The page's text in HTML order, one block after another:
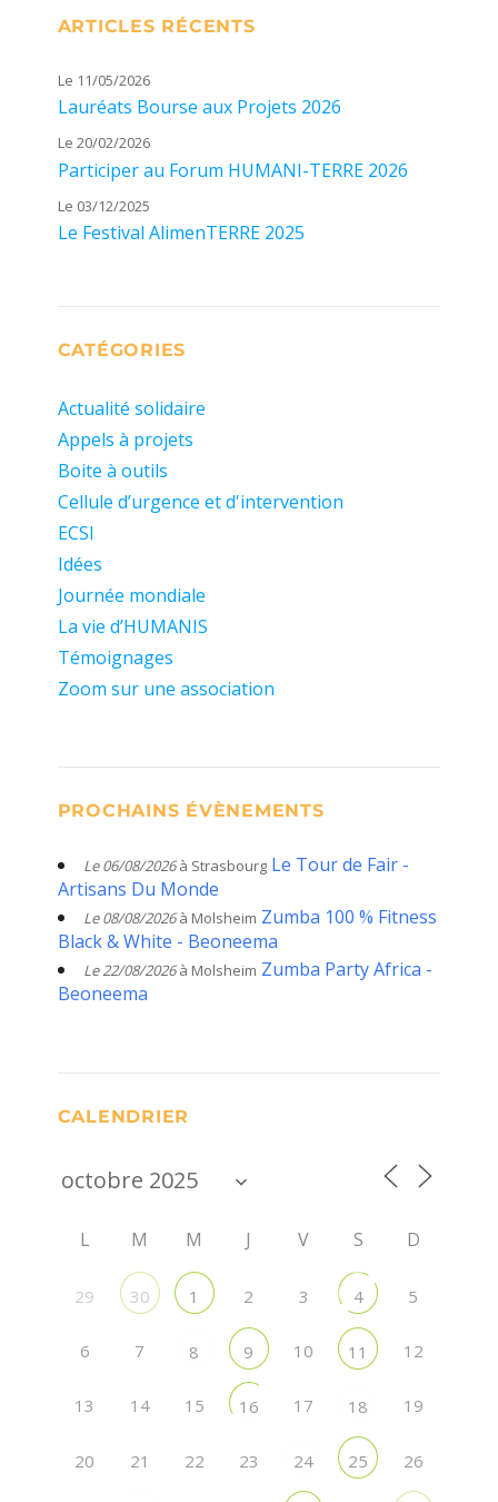
ARTICLES RÉCENTS
Le 11/05/2026
Lauréats Bourse aux Projets 2026
Le 20/02/2026
Participer au Forum HUMANI-TERRE 2026
Le 03/12/2025
Le Festival AlimenTERRE 2025
CATÉGORIES
Actualité solidaire
Appels à projets
Boite à outils
Cellule d’urgence et d'intervention
ECSI
Idées
Journée mondiale
La vie d’HUMANIS
Témoignages
Zoom sur une association
PROCHAINS ÉVÈNEMENTS
Le 06/08/2026à Strasbourg Le Tour de Fair -
Artisans Du Monde
Le 08/08/2026à Molsheim Zumba 100 % Fitness
Black & White - Beoneema
Le 22/08/2026à Molsheim Zumba Party Africa -
Beoneema
CALENDRIER
L M M J V S D
29 30 1 2 3 4 5
6 7 8 9 10 11 12
13 14 15 16 17 18 19
20 21 22 23 24 25 26